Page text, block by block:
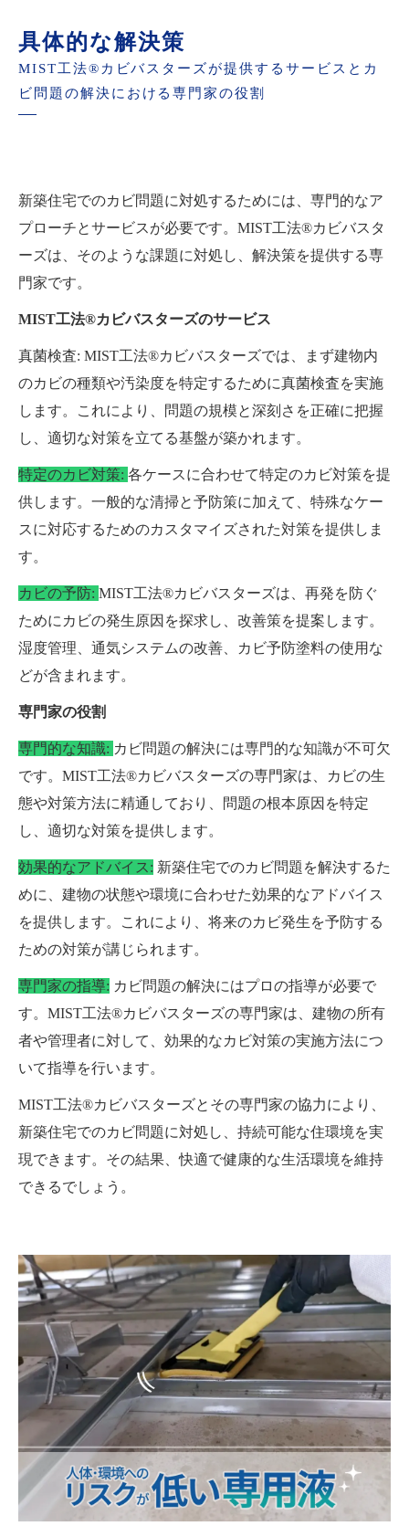
具体的な解決策
MIST工法®カビバスターズが提供するサービスとカ
ビ問題の解決における専門家の役割
新築住宅でのカビ問題に対処するためには、専門的なア
プローチとサービスが必要です。MIST工法®カビバスタ
ーズは、そのような課題に対処し、解決策を提供する専
門家です。
MIST工法®カビバスターズのサービス
真菌検査: MIST工法®カビバスターズでは、まず建物内
のカビの種類や汚染度を特定するために真菌検査を実施
します。これにより、問題の規模と深刻さを正確に把握
し、適切な対策を立てる基盤が築かれます。
特定のカビ対策: 各ケースに合わせて特定のカビ対策を提
供します。一般的な清掃と予防策に加えて、特殊なケー
スに対応するためのカスタマイズされた対策を提供しま
す。
カビの予防: MIST工法®カビバスターズは、再発を防ぐ
ためにカビの発生原因を探求し、改善策を提案します。
湿度管理、通気システムの改善、カビ予防塗料の使用な
どが含まれます。
専門家の役割
専門的な知識: カビ問題の解決には専門的な知識が不可欠
です。MIST工法®カビバスターズの専門家は、カビの生
態や対策方法に精通しており、問題の根本原因を特定
し、適切な対策を提供します。
効果的なアドバイス: 新築住宅でのカビ問題を解決するた
めに、建物の状態や環境に合わせた効果的なアドバイス
を提供します。これにより、将来のカビ発生を予防する
ための対策が講じられます。
専門家の指導: カビ問題の解決にはプロの指導が必要で
す。MIST工法®カビバスターズの専門家は、建物の所有
者や管理者に対して、効果的なカビ対策の実施方法につ
いて指導を行います。
MIST工法®カビバスターズとその専門家の協力により、
新築住宅でのカビ問題に対処し、持続可能な住環境を実
現できます。その結果、快適で健康的な生活環境を維持
できるでしょう。